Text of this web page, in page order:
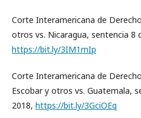
Corte Interamericana de
otros vs. Nicaragua, sentencia 8
https://bit.ly/3IM1mIp
Corte Interamericana de
Escobar y otros vs. Guatemala,
2018, https://bit.ly/3GciOEq